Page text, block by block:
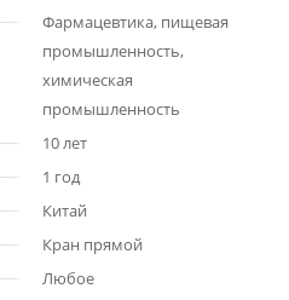
Фармацевтика, пищевая
промышленность,
химическая
промышленность
10 лет
1 год
Китай
Кран прямой
Любое